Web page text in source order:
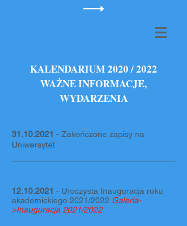
KALENDARIUM 2020 / 2022
WAŻNE INFORMACJE,
WYDARZENIA
31.10.2021 - Zakończone zapisy na
Uniwersytet
12.10.2021 - Uroczysta Inauguracja roku
akademickiego 2021/2022 Galeria-
>Inauguracja 2021/2022